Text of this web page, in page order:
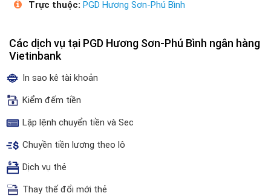
Trực thuộc: PGD Hương Sơn-Phú Bình
Các dịch vụ tại PGD Hương Sơn-Phú Bình ngân hàng
Vietinbank
In sao kê tài khoản
Kiểm đếm tiền
Lập lệnh chuyển tiền và Sec
Chuyền tiền lương theo lô
Dịch vụ thẻ
Thay thế đổi mới thẻ